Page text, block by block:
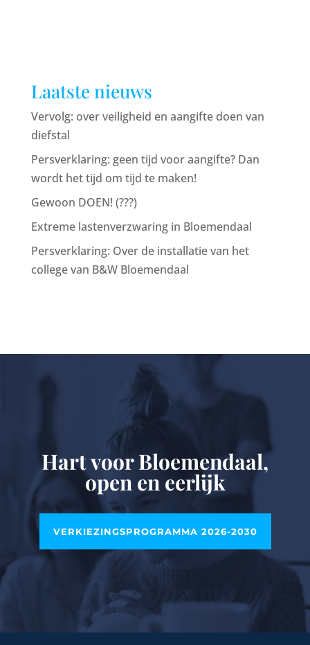
Laatste nieuws
Vervolg: over veiligheid en aangifte doen van
diefstal
Persverklaring: geen tijd voor aangifte? Dan
wordt het tijd om tijd te maken!
Gewoon DOEN! (???)
Extreme lastenverzwaring in Bloemendaal
Persverklaring: Over de installatie van het
college van B&W Bloemendaal
Hart voor Bloemendaal,
open en eerlijk
VERKIEZINGSPROGRAMMA 2026-2030